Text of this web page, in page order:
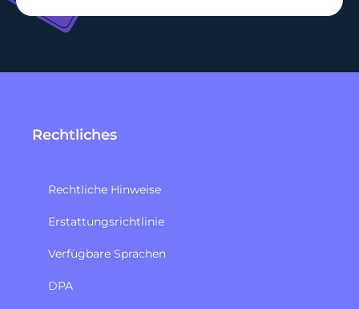
Rechtliches
Rechtliche Hinweise
Erstattungsrichtlinie​
Verfügbare Sprachen
DPA